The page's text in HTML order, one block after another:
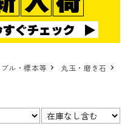
ル・標本等
丸玉・磨き石